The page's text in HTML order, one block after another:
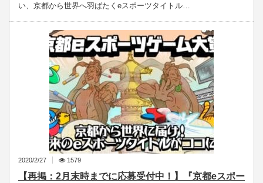
い、京都から世界へ羽ばたくeスポーツタイトル…
2020/2/27 1579
【再掲：2月末時までに応募受付中！】『京都eスポー